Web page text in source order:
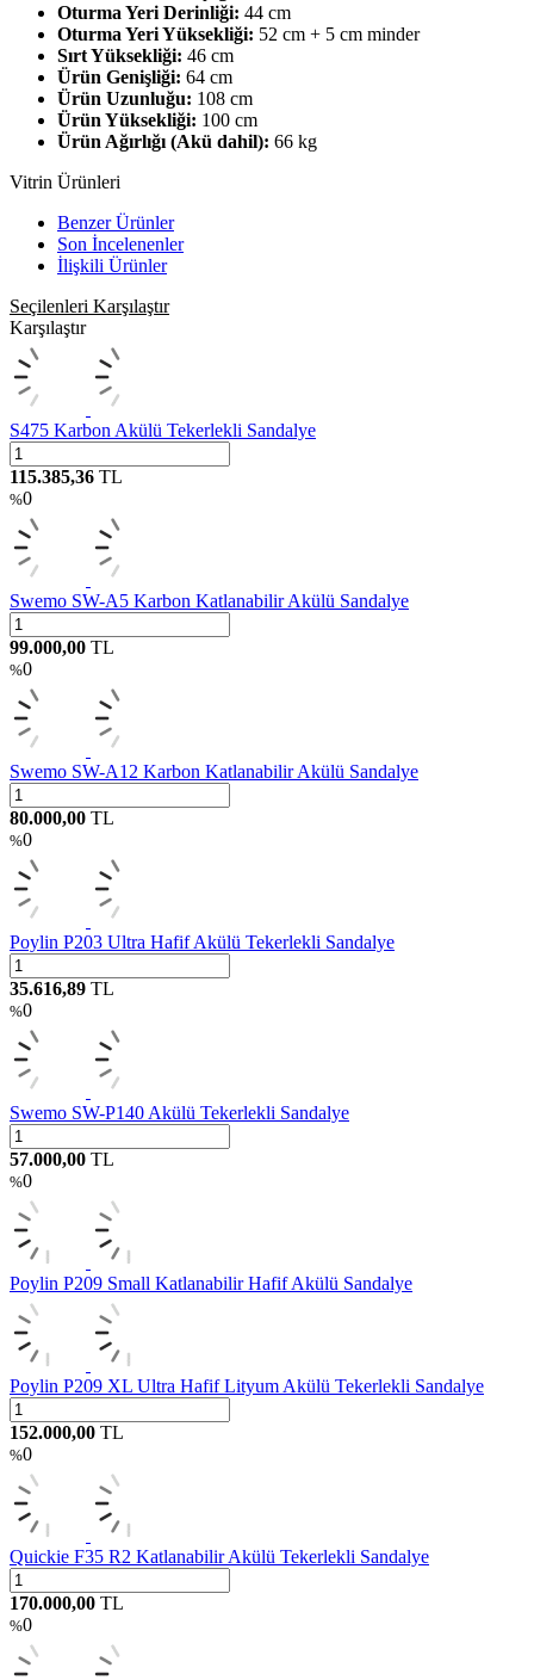
Oturma Yeri Derinliği: 44 cm
Oturma Yeri Yüksekliği: 52 cm + 5 cm minder
Sırt Yüksekliği: 46 cm
Ürün Genişliği: 64 cm
Ürün Uzunluğu: 108 cm
Ürün Yüksekliği: 100 cm
Ürün Ağırlığı (Akü dahil): 66 kg
Vitrin Ürünleri
Benzer Ürünler
Son İncelenenler
İlişkili Ürünler
Seçilenleri Karşılaştır
Karşılaştır
S475 Karbon Akülü Tekerlekli Sandalye
115.385,36 TL
%0
Swemo SW-A5 Karbon Katlanabilir Akülü Sandalye
99.000,00 TL
%0
Swemo SW-A12 Karbon Katlanabilir Akülü Sandalye
80.000,00 TL
%0
Poylin P203 Ultra Hafif Akülü Tekerlekli Sandalye
35.616,89 TL
%0
Swemo SW-P140 Akülü Tekerlekli Sandalye
57.000,00 TL
%0
Poylin P209 Small Katlanabilir Hafif Akülü Sandalye
Poylin P209 XL Ultra Hafif Lityum Akülü Tekerlekli Sandalye
152.000,00 TL
%0
Quickie F35 R2 Katlanabilir Akülü Tekerlekli Sandalye
170.000,00 TL
%0